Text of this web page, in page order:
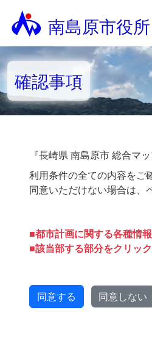
南島原市役所
確認事項
『長崎県 南島原市 総合マ
利用条件の全ての内容をご
同意いただけない場合は、
■都市計画に関する各種情
■該当部する部分をクリッ
同意する 同意しない